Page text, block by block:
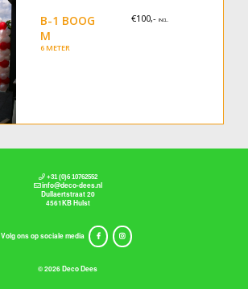
B-1 BOOG
M
6 METER
€100,-INCL.
+31 (0)6 10762552
info@deco-dees.nl
Dullaertstraat 20
4561KB Hulst
Volg ons op sociale media
© 2026 Deco Dees